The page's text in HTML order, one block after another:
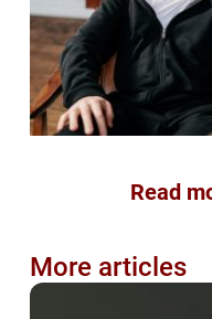
Read
More articles